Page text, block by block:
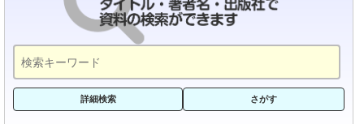
詳細検索 さがす